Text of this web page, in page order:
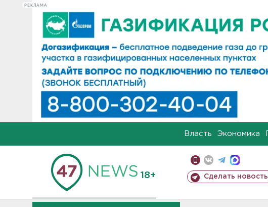
РЕКЛАМА
Власть Экономика
18+ Сделать новость